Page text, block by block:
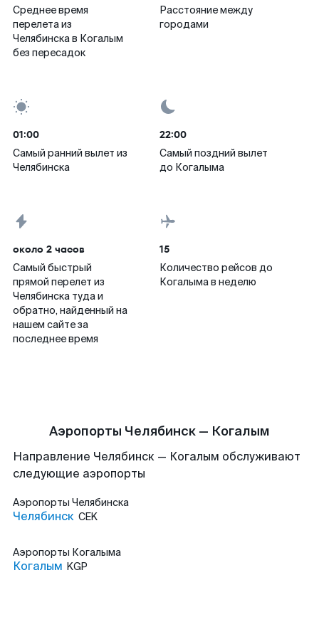
Среднее время
перелета из
Челябинска в Когалым
без пересадок
Расстояние между
городами
01:00
Самый ранний вылет из
Челябинска
22:00
Самый поздний вылет
до Когалыма
около 2 часов
Самый быстрый
прямой перелет из
Челябинска туда и
обратно, найденный на
нашем сайте за
последнее время
15
Количество рейсов до
Когалыма в неделю
Аэропорты Челябинск — Когалым
Направление Челябинск — Когалым обслуживают
следующие аэропорты
Аэропорты Челябинска
Челябинск CEK
Аэропорты Когалыма
Когалым KGP